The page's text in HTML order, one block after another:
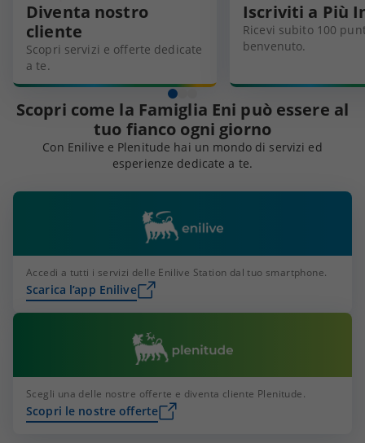
Diventa nostro
cliente
Scopri servizi e offerte dedicate
a te.
Iscriviti a Più
Ricevi subito 100
benvenuto.
Scopri come la Famiglia Eni può essere al
tuo fianco ogni giorno
Con Enilive e Plenitude hai un mondo di servizi ed
esperienze dedicate a te.
Accedi a tutti i servizi delle Enilive Station dal tuo smartphone.
Scarica l’app Enilive
Scegli una delle nostre offerte e diventa cliente Plenitude.
Scopri le nostre offerte